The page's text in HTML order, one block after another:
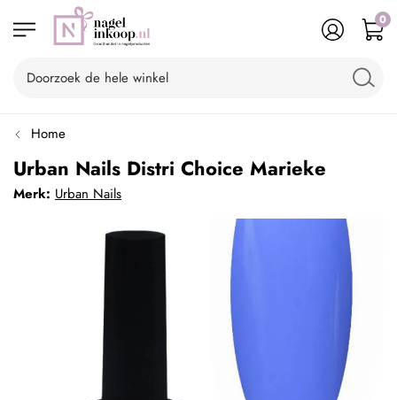
0
Home
Urban Nails Distri Choice Marieke
Merk: Urban Nails